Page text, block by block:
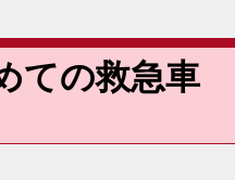
ての救急車